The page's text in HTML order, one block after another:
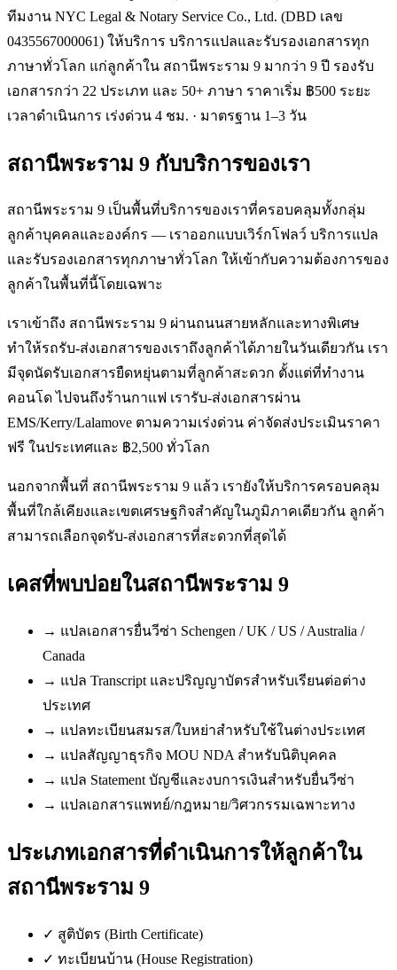
ทีมงาน NYC Legal & Notary Service Co., Ltd. (DBD เลข
0435567000061) ให้บริการ บริการแปลและรับรองเอกสารทุก
ภาษาทั่วโลก แก่ลูกค้าใน สถานีพระราม 9 มากว่า 9 ปี รองรับ
เอกสารกว่า 22 ประเภท และ 50+ ภาษา ราคาเริ่ม ฿500 ระยะ
เวลาดำเนินการ เร่งด่วน 4 ชม. · มาตรฐาน 1–3 วัน
สถานีพระราม 9 กับบริการของเรา
สถานีพระราม 9 เป็นพื้นที่บริการของเราที่ครอบคลุมทั้งกลุ่ม
ลูกค้าบุคคลและองค์กร — เราออกแบบเวิร์กโฟลว์ บริการแปล
และรับรองเอกสารทุกภาษาทั่วโลก ให้เข้ากับความต้องการของ
ลูกค้าในพื้นที่นี้โดยเฉพาะ
เราเข้าถึง สถานีพระราม 9 ผ่านถนนสายหลักและทางพิเศษ
ทำให้รถรับ-ส่งเอกสารของเราถึงลูกค้าได้ภายในวันเดียวกัน เรา
มีจุดนัดรับเอกสารยืดหยุ่นตามที่ลูกค้าสะดวก ตั้งแต่ที่ทำงาน
คอนโด ไปจนถึงร้านกาแฟ เรารับ-ส่งเอกสารผ่าน
EMS/Kerry/Lalamove ตามความเร่งด่วน ค่าจัดส่งประเมินราคา
ฟรี ในประเทศและ ฿2,500 ทั่วโลก
นอกจากพื้นที่ สถานีพระราม 9 แล้ว เรายังให้บริการครอบคลุม
พื้นที่ใกล้เคียงและเขตเศรษฐกิจสำคัญในภูมิภาคเดียวกัน ลูกค้า
สามารถเลือกจุดรับ-ส่งเอกสารที่สะดวกที่สุดได้
เคสที่พบบ่อยในสถานีพระราม 9
→ แปลเอกสารยื่นวีซ่า Schengen / UK / US / Australia /
Canada
→ แปล Transcript และปริญญาบัตรสำหรับเรียนต่อต่าง
ประเทศ
→ แปลทะเบียนสมรส/ใบหย่าสำหรับใช้ในต่างประเทศ
→ แปลสัญญาธุรกิจ MOU NDA สำหรับนิติบุคคล
→ แปล Statement บัญชีและงบการเงินสำหรับยื่นวีซ่า
→ แปลเอกสารแพทย์/กฎหมาย/วิศวกรรมเฉพาะทาง
ประเภทเอกสารที่ดำเนินการให้ลูกค้าใน
สถานีพระราม 9
✓ สูติบัตร (Birth Certificate)
✓ ทะเบียนบ้าน (House Registration)